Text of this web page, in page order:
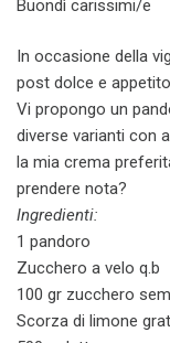
Buondì carissimi/e
In occasione della
post dolce e
Vi propongo un
diverse varianti con
la mia crema
prendere nota?
Ingredienti:
1 pandoro
Zucchero a velo q.b
100 gr zucchero
Scorza di limone